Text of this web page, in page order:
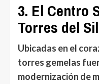
3. El Centro
Torres del
Ubicadas en el
torres gemelas
modernización de